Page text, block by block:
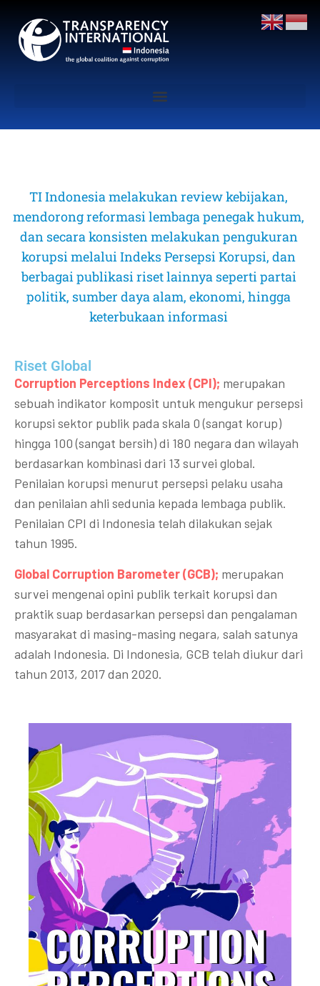
TI Indonesia melakukan review kebijakan,
mendorong reformasi lembaga penegak hukum,
dan secara konsisten melakukan pengukuran
korupsi melalui Indeks Persepsi Korupsi, dan
berbagai publikasi riset lainnya seperti partai
politik, sumber daya alam, ekonomi, hingga
keterbukaan informasi
Riset Global​
Corruption Perceptions Index (CPI); merupakan
sebuah indikator komposit untuk mengukur persepsi
korupsi sektor publik pada skala 0 (sangat korup)
hingga 100 (sangat bersih) di 180 negara dan wilayah
berdasarkan kombinasi dari 13 survei global.
Penilaian korupsi menurut persepsi pelaku usaha
dan penilaian ahli sedunia kepada lembaga publik.
Penilaian CPI di Indonesia telah dilakukan sejak
tahun 1995.
Global Corruption Barometer (GCB); merupakan
survei mengenai opini publik terkait korupsi dan
praktik suap berdasarkan persepsi dan pengalaman
masyarakat di masing-masing negara, salah satunya
adalah Indonesia. Di Indonesia, GCB telah diukur dari
tahun 2013, 2017 dan 2020.